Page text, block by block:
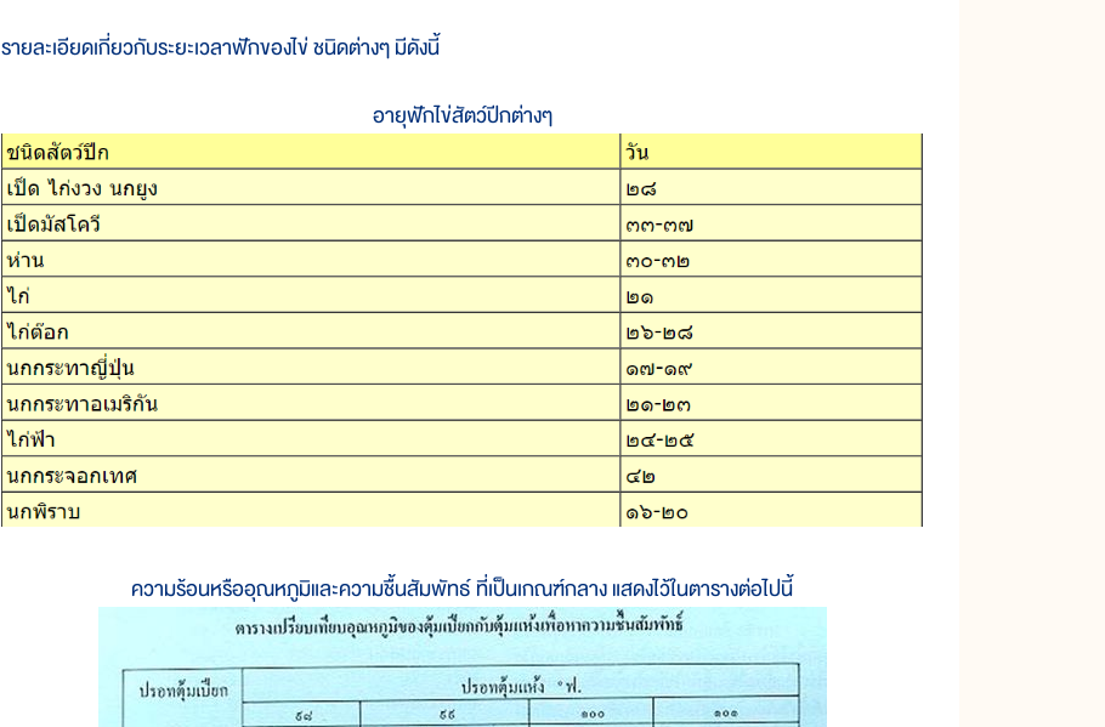
รายละเอียดเกี่ยวกับระยะเวลาฟักของไข่ ชนิดต่างๆ มีดังนี้
อายุฟักไข่สัตว์ปีกต่างๆ
ความร้อนหรืออุณหภูมิและความชื้นสัมพัทธ์ ที่เป็นเกณฑ์กลาง แสดงไว้ในตารางต่อไปนี้